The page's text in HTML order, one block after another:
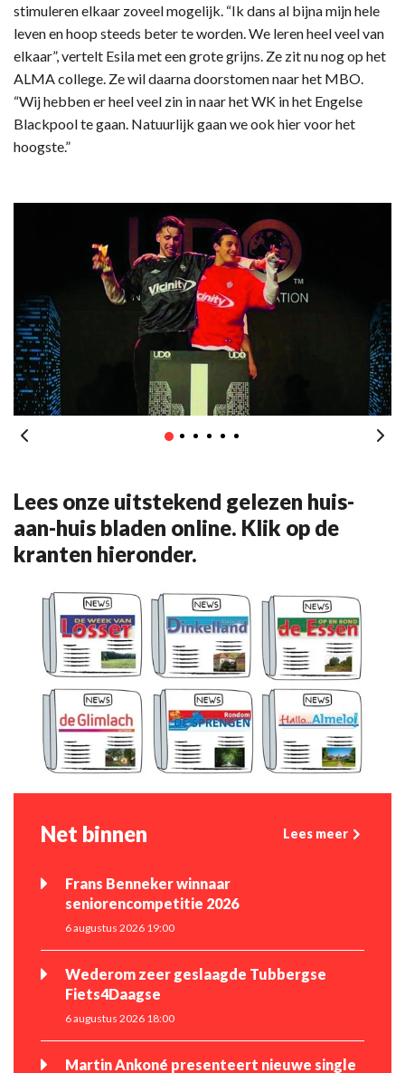
stimuleren elkaar zoveel mogelijk. “Ik dans al bijna mijn hele
leven en hoop steeds beter te worden. We leren heel veel van
elkaar”, vertelt Esila met een grote grijns. Ze zit nu nog op het
ALMA college. Ze wil daarna doorstomen naar het MBO.
“Wij hebben er heel veel zin in naar het WK in het Engelse
Blackpool te gaan. Natuurlijk gaan we ook hier voor het
hoogste.”
Lees onze uitstekend gelezen huis-
aan-huis bladen online. Klik op de
kranten hieronder.
Net binnen Lees meer
Frans Benneker winnaar
seniorencompetitie 2026
6 augustus 2026 19:00
Wederom zeer geslaagde Tubbergse
Fiets4Daagse
6 augustus 2026 18:00
Martin Ankoné presenteert nieuwe single